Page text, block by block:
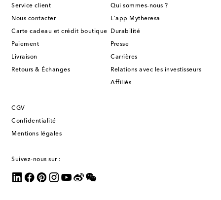
Service client
Nous contacter
Carte cadeau et crédit boutique
Paiement
Livraison
Retours & Échanges
Qui sommes-nous ?
L'app Mytheresa
Durabilité
Presse
Carrières
Relations avec les investisseurs
Affiliés
CGV
Confidentialité
Mentions légales
Suivez-nous sur :